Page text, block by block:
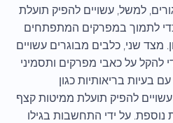
למשל, עשויים להפיק תועלת
לתמוך במפרקים המתפתחים
שני, כלבים מבוגרים עשויים
להקל על כאבי מפרקים ותסמיני
בעיות בריאותיות כגון
להפיק תועלת ממיטות קצף
נוספת. על ידי התחשבות בגילו